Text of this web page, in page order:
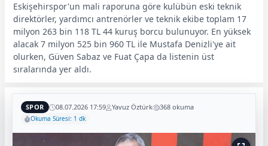
Eskişehirspor'un mali raporuna göre kulübün eski teknik
direktörler, yardımcı antrenörler ve teknik ekibe toplam 17
milyon 263 bin 118 TL 44 kuruş borcu bulunuyor. En yüksek
alacak 7 milyon 525 bin 960 TL ile Mustafa Denizli'ye ait
olurken, Güven Sabaz ve Fuat Çapa da listenin üst
sıralarında yer aldı.
SPOR 08.07.2026 17:59 Yavuz Öztürk 368 okuma
Okuma Süresi: 1 dk